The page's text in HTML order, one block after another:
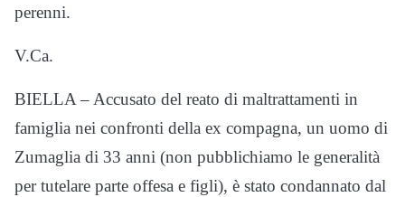
perenni.
V.Ca.
BIELLA – Accusato del reato di maltrattamenti in
famiglia nei confronti della ex compagna, un uomo di
Zumaglia di 33 anni (non pubblichiamo le generalità
per tutelare parte offesa e figli), è stato condannato dal